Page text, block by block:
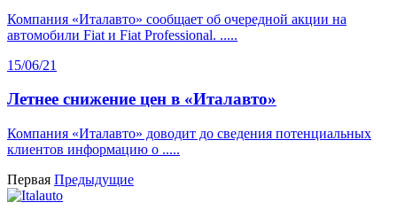
Компания «Италавто» сообщает об очередной акции на
автомобили Fiat и Fiat Professional. .....
15/06/21
Летнее снижение цен в «Италавто»
Компания «Италавто» доводит до сведения потенциальных
клиентов информацию о .....
Первая Предыдущие